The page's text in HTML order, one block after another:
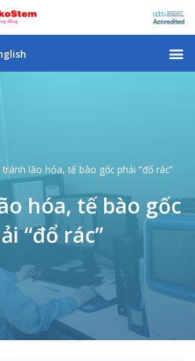
lão hóa, tế bào gốc phải “đổ rác”
hóa, tế bào gốc
“đổ rác”